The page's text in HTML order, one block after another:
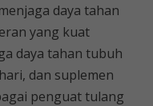
daya tahan
yang kuat
daya tahan tubuh
dan suplemen
penguat tulang